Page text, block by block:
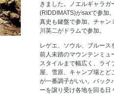
きました。ノエルギャラ
(RIDDIMATS)がsaxで参加
真史も鍵盤で参加。チャン
川英二がドラムで参加。
レゲエ、ソウル、ブルー
前人未踏のマウンテンミュ
スタイルまで幅広く、ラ
屋、雪原、キャンプ場と
が一番調子がいい。バック
ーを譲り受け各地を回る日